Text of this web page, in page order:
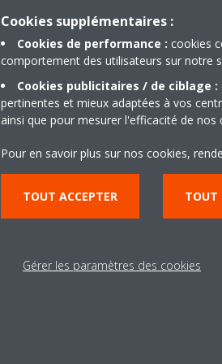
Cookies supplémentaires :
Cookies de performance : cookies
comportement des utilisateurs sur notre
Cookies publicitaires / de ciblage :
pertinentes et mieux adaptées à vos
ainsi que pour mesurer l'efficacité de nos
Pour en savoir plus sur nos cookies,
TOUT ACCEPTER TOUT
Gérer les paramètres des cookies